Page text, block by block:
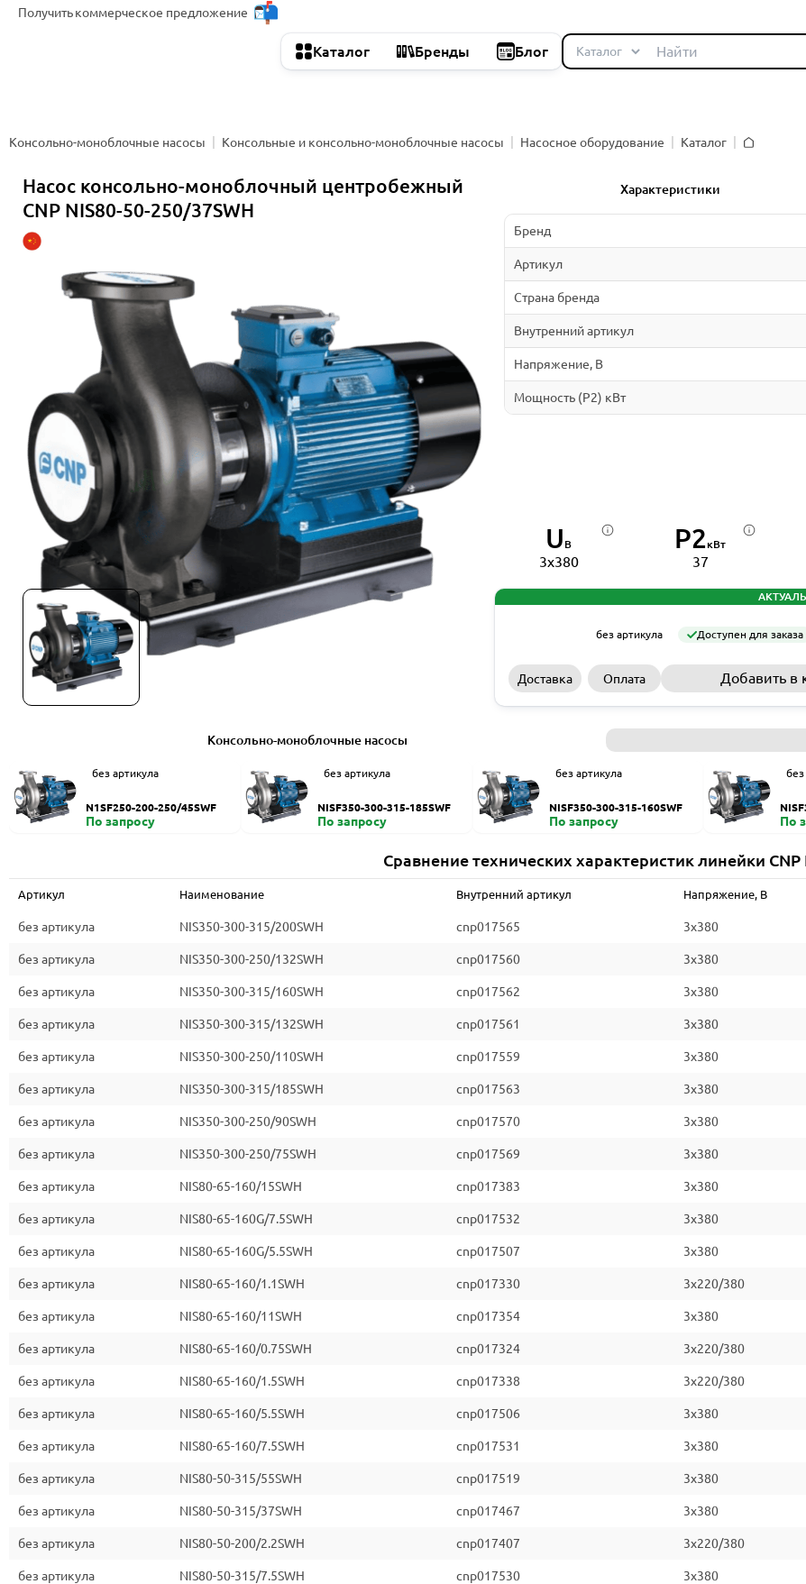
Получитькоммерческое предложение
Каталог Бренды Блог
Консольно-моноблочные насосы Консольные и консольно-моноблочные насосы Насосное оборудование
Каталог
Насос консольно-моноблочный центробежный
CNP NIS80-50-250/37SWH
Характеристики
Бренд
Артикул
Страна бренда
Внутренний артикул
Напряжение, В
Мощность (P2) кВт
U В
3x380
P2кВт
37
без артикула Доступен для заказа
Доставка Оплата Добавить в
Консольно-моноблочные насосы
без артикула
N1SF250-200-250/45SWF
По запросу
без артикула
NISF350-300-315-185SWF
По запросу
без артикула
NISF350-300-315-160SWF
По запросу
без
По
Сравнение технических характеристик линейки CNP
Артикул Наименование Внутренний артикул Напряжение, В
без артикула NIS350-300-315/200SWH cnp017565 3x380
без артикула NIS350-300-250/132SWH cnp017560 3x380
без артикула NIS350-300-315/160SWH cnp017562 3x380
без артикула NIS350-300-315/132SWH cnp017561 3x380
без артикула NIS350-300-250/110SWH cnp017559 3x380
без артикула NIS350-300-315/185SWH cnp017563 3x380
без артикула NIS350-300-250/90SWH cnp017570 3x380
без артикула NIS350-300-250/75SWH cnp017569 3x380
без артикула NIS80-65-160/15SWH cnp017383 3x380
без артикула NIS80-65-160G/7.5SWH cnp017532 3x380
без артикула NIS80-65-160G/5.5SWH cnp017507 3x380
без артикула NIS80-65-160/1.1SWH cnp017330 3x220/380
без артикула NIS80-65-160/11SWH cnp017354 3x380
без артикула NIS80-65-160/0.75SWH cnp017324 3x220/380
без артикула NIS80-65-160/1.5SWH cnp017338 3x220/380
без артикула NIS80-65-160/5.5SWH cnp017506 3x380
без артикула NIS80-65-160/7.5SWH cnp017531 3x380
без артикула NIS80-50-315/55SWH cnp017519 3x380
без артикула NIS80-50-315/37SWH cnp017467 3x380
без артикула NIS80-50-200/2.2SWH cnp017407 3x220/380
без артикула NIS80-50-315/7.5SWH cnp017530 3x380